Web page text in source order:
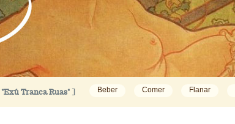
"Exú Tranca Ruas" ] Beber Comer Flanar